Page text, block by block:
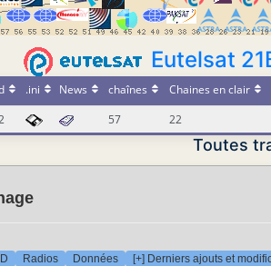
Eutelsat
.ini News chaînes Chaines en clair
57 22
Toutes
Radios Données [+] Derniers ajouts et